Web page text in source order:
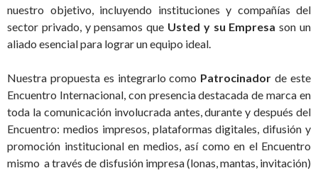
nuestro objetivo, incluyendo instituciones y compañías del
sector privado, y pensamos que Usted y su Empresa son un
aliado esencial para lograr un equipo ideal.
Nuestra propuesta es integrarlo como Patrocinador de este
Encuentro Internacional, con presencia destacada de marca en
toda la comunicación involucrada antes, durante y después del
Encuentro: medios impresos, plataformas digitales, difusión y
promoción institucional en medios, así como en el Encuentro
mismo a través de disfusión impresa (lonas, mantas, invitación)